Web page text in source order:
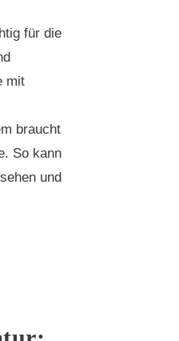
für die
mit
braucht
So kann
und